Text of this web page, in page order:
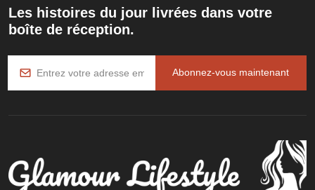
Les histoires du jour livrées dans votre
boîte de réception.
Abonnez-vous maintenant